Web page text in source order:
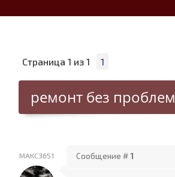
Страница 1 из 1 1
ремонт без проблем
МАКС3651 Сообщение #1